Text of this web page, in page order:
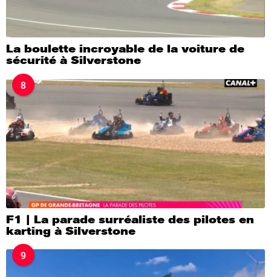
La boulette incroyable de la voiture de
sécurité à Silverstone
8
F1 | La parade surréaliste des pilotes en
karting à Silverstone
9